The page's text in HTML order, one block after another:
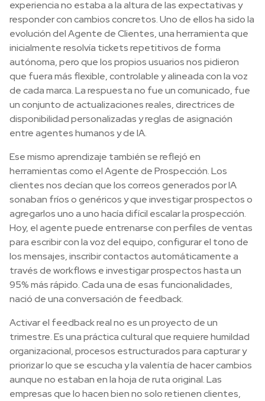
experiencia no estaba a la altura de las expectativas y
responder con cambios concretos. Uno de ellos ha sido la
evolución del Agente de Clientes, una herramienta que
inicialmente resolvía tickets repetitivos de forma
autónoma, pero que los propios usuarios nos pidieron
que fuera más flexible, controlable y alineada con la voz
de cada marca. La respuesta no fue un comunicado, fue
un conjunto de actualizaciones reales, directrices de
disponibilidad personalizadas y reglas de asignación
entre agentes humanos y de IA.
Ese mismo aprendizaje también se reflejó en
herramientas como el Agente de Prospección. Los
clientes nos decían que los correos generados por IA
sonaban fríos o genéricos y que investigar prospectos o
agregarlos uno a uno hacía difícil escalar la prospección.
Hoy, el agente puede entrenarse con perfiles de ventas
para escribir con la voz del equipo, configurar el tono de
los mensajes, inscribir contactos automáticamente a
través de workflows e investigar prospectos hasta un
95% más rápido. Cada una de esas funcionalidades,
nació de una conversación de feedback.
Activar el feedback real no es un proyecto de un
trimestre. Es una práctica cultural que requiere humildad
organizacional, procesos estructurados para capturar y
priorizar lo que se escucha y la valentía de hacer cambios
aunque no estaban en la hoja de ruta original. Las
empresas que lo hacen bien no solo retienen clientes,